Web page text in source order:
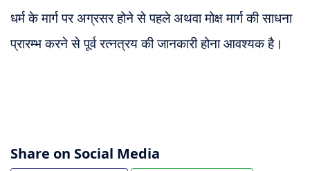
धर्म के मार्ग पर अग्रसर होने से पहले अथवा मोक्ष मार्ग की साधना
प्रारम्भ करने से पूर्व रत्नत्रय की जानकारी होना आवश्यक है।
Share on Social Media